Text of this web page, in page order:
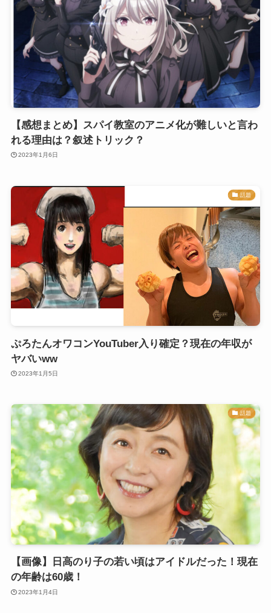
【感想まとめ】スパイ教室のアニメ化が難しいと言わ
れる理由は？叙述トリック？
2023年1月6日
話題
ぷろたんオワコンYouTuber入り確定？現在の年収が
ヤバいww
2023年1月5日
話題
【画像】日高のり子の若い頃はアイドルだった！現在
の年齢は60歳！
2023年1月4日